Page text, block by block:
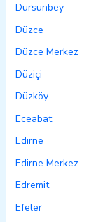
Dursunbey
Düzce
Düzce Merkez
Düziçi
Düzköy
Eceabat
Edirne
Edirne Merkez
Edremit
Efeler